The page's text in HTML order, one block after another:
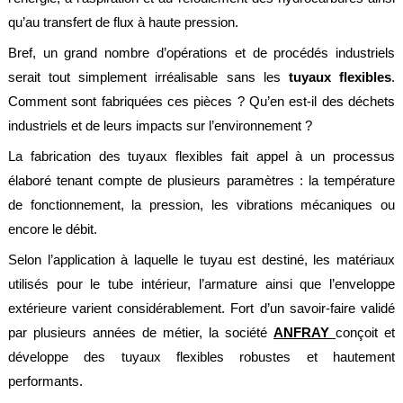
alimentaire
IFlex
panel
Passeport
technique
d'étude
de
métaux
Fiches
métier
Carrières
centrales
Laiteries
qu’au transfert de flux à haute pression.
Bref, un grand nombre d’opérations et de procédés industriels
serait tout simplement irréalisable sans les tuyaux flexibles.
Comment sont fabriquées ces pièces ? Qu’en est-il des déchets
industriels et de leurs impacts sur l’environnement ?
La fabrication des tuyaux flexibles fait appel à un processus
élaboré tenant compte de plusieurs paramètres : la température
de fonctionnement, la pression, les vibrations mécaniques ou
encore le débit.
Selon l’application à laquelle le tuyau est destiné, les matériaux
utilisés pour le tube intérieur, l’armature ainsi que l’enveloppe
extérieure varient considérablement. Fort d’un savoir-faire validé
par plusieurs années de métier, la sociétéANFRAYconçoit et
développe des tuyaux flexibles robustes et hautement
performants.